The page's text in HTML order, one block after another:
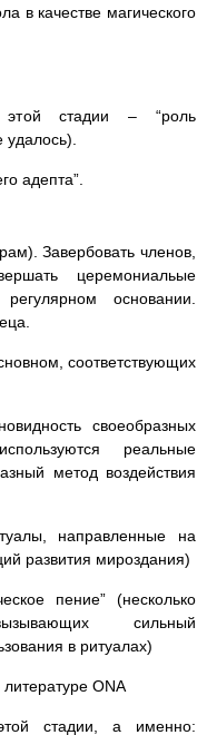
в качестве магического
этой стадии – “роль
удалось).
адепта”.
Завербовать членов,
церемониальые
основании.
соответствующих
своеобразных
реальные
метод воздействия
направленные на
развития мироздания)
пение” (несколько
сильный
в ритуалах)
ONA
стадии, а именно: